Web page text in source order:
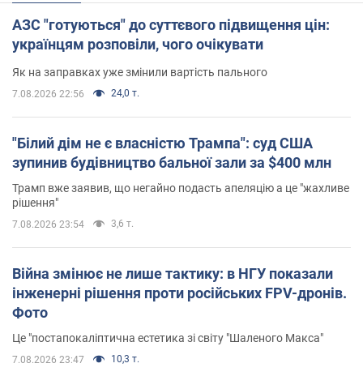
АЗС "готуються" до суттєвого підвищення цін:
українцям розповіли, чого очікувати
Як на заправках уже змінили вартість пального
7.08.2026 22:56 24,0 т.
"Білий дім не є власністю Трампа": суд США
зупинив будівництво бальної зали за $400 млн
Трамп вже заявив, що негайно подасть апеляцію а це "жахливе
рішення"
7.08.2026 23:54 3,6 т.
Війна змінює не лише тактику: в НГУ показали
інженерні рішення проти російських FPV-дронів.
Фото
Це "постапокаліптична естетика зі світу "Шаленого Макса"
7.08.2026 23:47 10,3 т.